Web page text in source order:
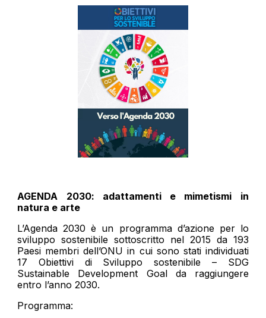
AGENDA 2030: adattamenti e mimetismi in
natura e arte
L’Agenda 2030 è un programma d’azione per lo
sviluppo sostenibile sottoscritto nel 2015 da 193
Paesi membri dell’ONU in cui sono stati individuati
17 Obiettivi di Sviluppo sostenibile – SDG
Sustainable Development Goal da raggiungere
entro l’anno 2030.
Programma: